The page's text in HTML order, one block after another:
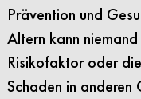
Prävention und
Altern kann
Risikofaktor oder
Schaden in anderen